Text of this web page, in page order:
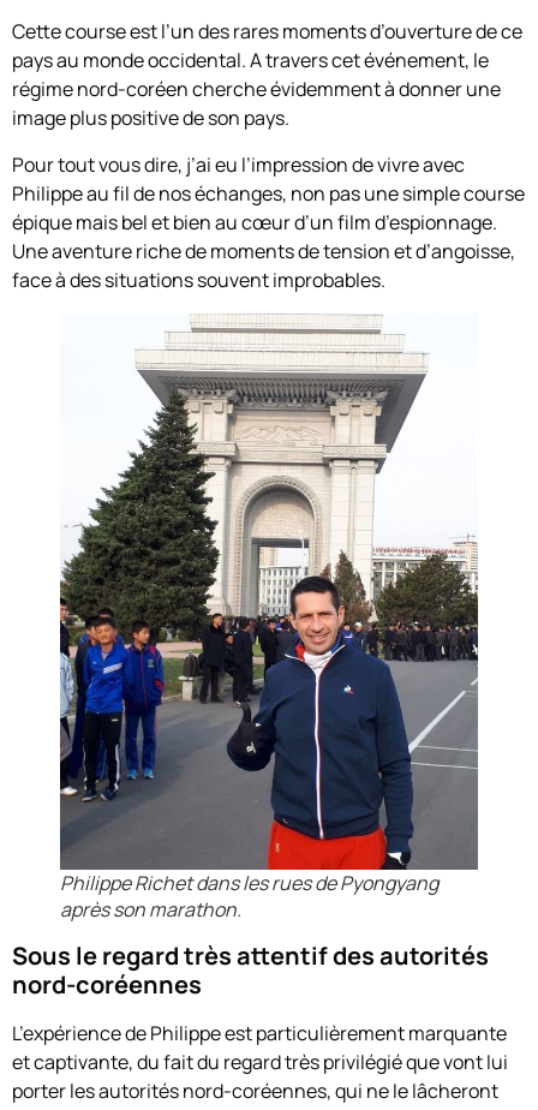
Cette course est l’un des rares moments d’ouverture de ce
pays au monde occidental. A travers cet événement, le
régime nord-coréen cherche évidemment à donner une
image plus positive de son pays.
Pour tout vous dire, j’ai eu l’impression de vivre avec
Philippe au fil de nos échanges, non pas une simple course
épique mais bel et bien au cœur d’un film d’espionnage.
Une aventure riche de moments de tension et d’angoisse,
face à des situations souvent improbables.
Philippe Richet dans les rues de Pyongyang
après son marathon.
Sous le regard très attentif des autorités
nord-coréennes
L’expérience de Philippe est particulièrement marquante
et captivante, du fait du regard très privilégié que vont lui
porter les autorités nord-coréennes, qui ne le lâcheront